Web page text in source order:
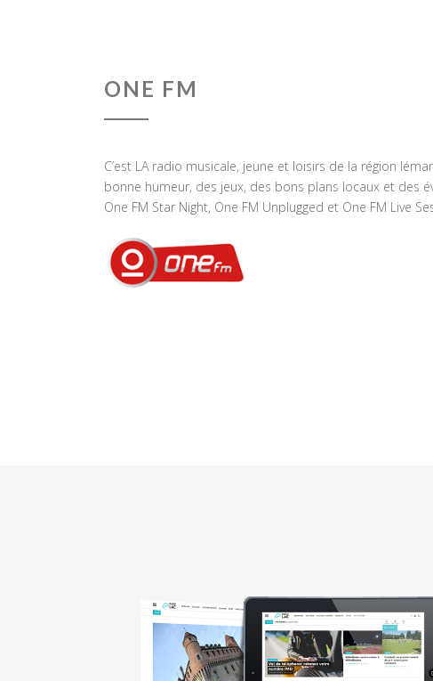
ONE FM
C’est LA radio musicale, jeune et loisirs de la région
bonne humeur, des jeux, des bons plans locaux et des
One FM Star Night, One FM Unplugged et One FM Live